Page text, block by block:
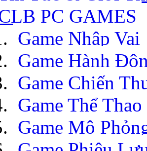
PC GAMES
Game Nhập Vai
Game Hành
Game Chiến
Game Thể Thao
Game Mô